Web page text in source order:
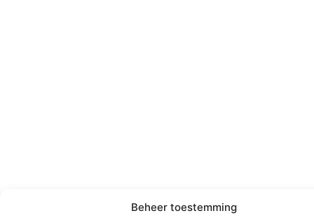
Beheer toestemming